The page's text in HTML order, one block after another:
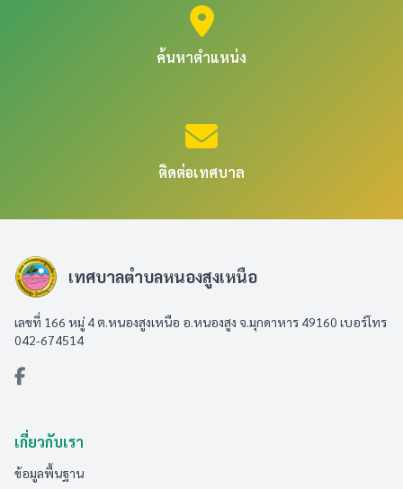
ค้นหาตำแหน่ง
ติดต่อเทศบาล
เทศบาลตำบลหนองสูงเหนือ
เลขที่ 166 หมู่ 4 ต.หนองสูงเหนือ อ.หนองสูง จ.มุกดาหาร 49160 เบอร์โทร
042-674514
เกี่ยวกับเรา
ข้อมูลพื้นฐาน